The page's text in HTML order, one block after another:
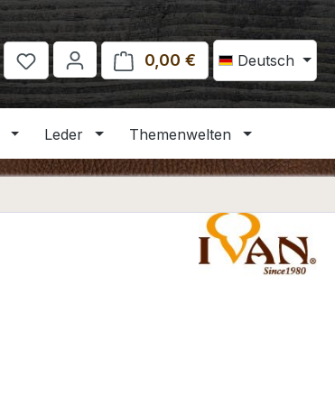
Deutsch
0,00 € Warenkorb
Leder Themenwelten